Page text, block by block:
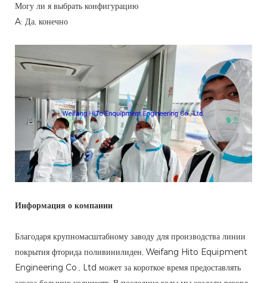
Могу ли я выбрать конфигурацию
A: Да, конечно
Информация о компании
Благодаря крупномасштабному заводу для производства линии
покрытия фторида поливинилиден, Weifang Hito Equipment
Engineering Co., Ltd может за короткое время предоставлять